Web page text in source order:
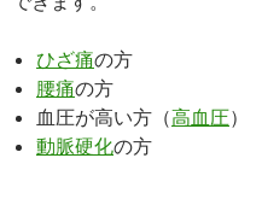
ひざ痛の方
腰痛の方
血圧が高い方（高血圧）
動脈硬化の方